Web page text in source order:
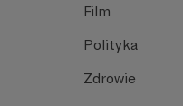
Film
Polityka
Zdrowie